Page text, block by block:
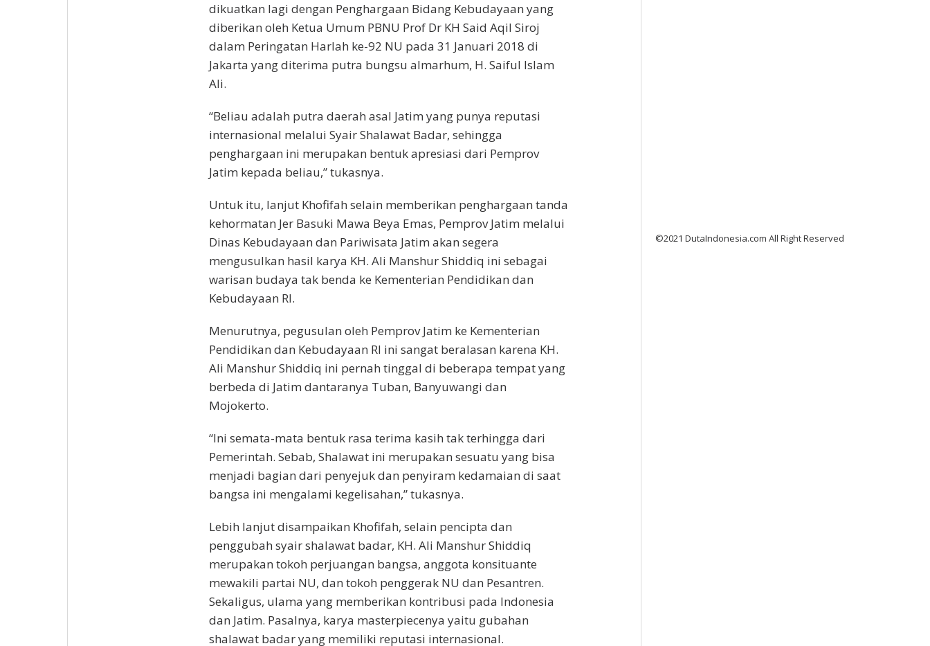
dikuatkan lagi dengan Penghargaan Bidang Kebudayaan yang
diberikan oleh Ketua Umum PBNU Prof Dr KH Said Aqil Siroj
dalam Peringatan Harlah ke-92 NU pada 31 Januari 2018 di
Jakarta yang diterima putra bungsu almarhum, H. Saiful Islam
Ali.
“Beliau adalah putra daerah asal Jatim yang punya reputasi
internasional melalui Syair Shalawat Badar, sehingga
penghargaan ini merupakan bentuk apresiasi dari Pemprov
Jatim kepada beliau,” tukasnya.
Untuk itu, lanjut Khofifah selain memberikan penghargaan tanda
kehormatan Jer Basuki Mawa Beya Emas, Pemprov Jatim melalui
Dinas Kebudayaan dan Pariwisata Jatim akan segera
mengusulkan hasil karya KH. Ali Manshur Shiddiq ini sebagai
warisan budaya tak benda ke Kementerian Pendidikan dan
Kebudayaan RI.
Menurutnya, pegusulan oleh Pemprov Jatim ke Kementerian
Pendidikan dan Kebudayaan RI ini sangat beralasan karena KH.
Ali Manshur Shiddiq ini pernah tinggal di beberapa tempat yang
berbeda di Jatim dantaranya Tuban, Banyuwangi dan
Mojokerto.
“Ini semata-mata bentuk rasa terima kasih tak terhingga dari
Pemerintah. Sebab, Shalawat ini merupakan sesuatu yang bisa
menjadi bagian dari penyejuk dan penyiram kedamaian di saat
bangsa ini mengalami kegelisahan,” tukasnya.
Lebih lanjut disampaikan Khofifah, selain pencipta dan
penggubah syair shalawat badar, KH. Ali Manshur Shiddiq
merupakan tokoh perjuangan bangsa, anggota konsituante
mewakili partai NU, dan tokoh penggerak NU dan Pesantren.
Sekaligus, ulama yang memberikan kontribusi pada Indonesia
dan Jatim. Pasalnya, karya masterpiecenya yaitu gubahan
shalawat badar yang memiliki reputasi internasional.
©2021 DutaIndonesia.com All Right Reserved